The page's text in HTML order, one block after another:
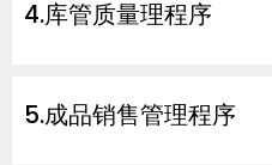
4.库管质量理程序
5.成品销售管理程序